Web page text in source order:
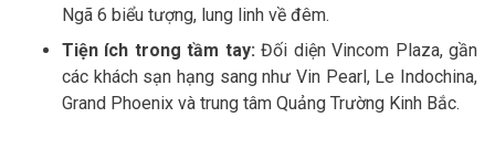
Ngã 6 biểu tượng, lung linh về đêm.
Tiện ích trong tầm tay: Đối diện Vincom Plaza, gần
các khách sạn hạng sang như Vin Pearl, Le Indochina,
Grand Phoenix và trung tâm Quảng Trường Kinh Bắc.